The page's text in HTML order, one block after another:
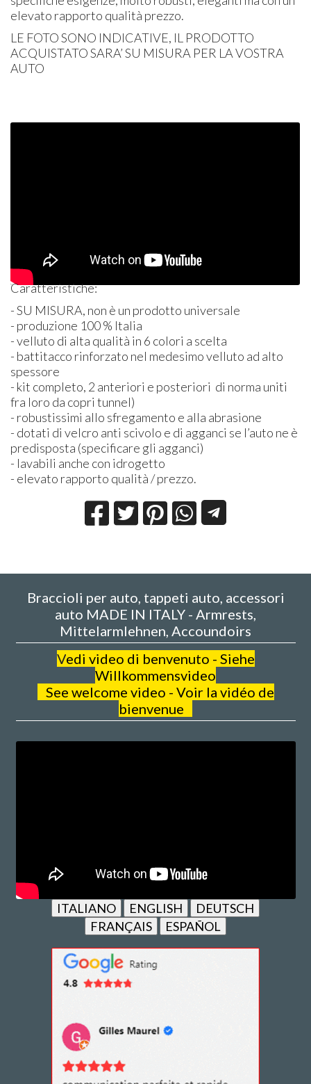
elevato rapporto qualità prezzo.
LE FOTOSONO INDICATIVE, IL PRODOTTO
ACQUISTATOSARA’ SU MISURA PER LAVOSTRA
AUTO
Caratteristiche:
- SU MISURA, non è un prodotto universale
- produzione 100 % Italia
- velluto di alta qualità in 6 colori a scelta
- battitacco rinforzato nel medesimo velluto ad alto
spessore
- kit completo, 2 anteriori e posteriori di norma uniti
fra loro da copri tunnel)
- robustissimi allo sfregamento e alla abrasione
- dotati di velcro anti scivolo e di agganci se l’auto ne è
predisposta (specificare gli agganci)
- lavabili anche con idrogetto
- elevato rapporto qualità / prezzo.
Braccioli per auto, tappeti auto, accessori
auto MADE IN ITALY - Armrests,
Mittelarmlehnen, Accoundoirs
Vedi video di benvenuto - Siehe
Willkommensvideo
See welcome video - Voir la vidéo de
bienvenue
ITALIANO ENGLISH
DEUTSCH
FRANÇAIS
ESPAÑOL